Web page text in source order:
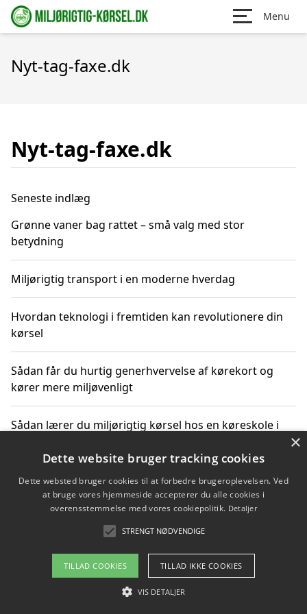
Menu
Nyt-tag-faxe.dk
Nyt-tag-faxe.dk
Seneste indlæg
Grønne vaner bag rattet – små valg med stor
betydning
Miljørigtig transport i en moderne hverdag
Hvordan teknologi i fremtiden kan revolutionere din
kørsel
Sådan får du hurtig generhvervelse af kørekort og
kører mere miljøvenligt
Sådan lærer du miljørigtig kørsel hos en køreskole i
Copyright 2026 - Pilanto Aps
Om / kontakt
×
Dette website bruger tracking cookies
Dette websted bruger cookies til at forbedre brugeroplevelsen. Ved
at bruge vores hjemmeside accepterer du alle cookies i
overensstemmelse med vores cookiepolitik. Detaljer
STRENGT NØDVENDIGE
TILLAD COOKIES TILLAD IKKE COOKIES
VIS DETALJER